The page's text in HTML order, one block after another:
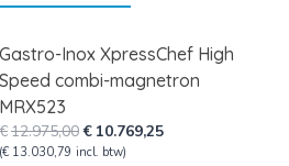
Gastro-Inox XpressChef High
Speed combi-magnetron
MRX523
€12.975,00Oorspronkelijke
prijs
€ 10.769,25Huidige
(€ 13.030,79 incl. btw)